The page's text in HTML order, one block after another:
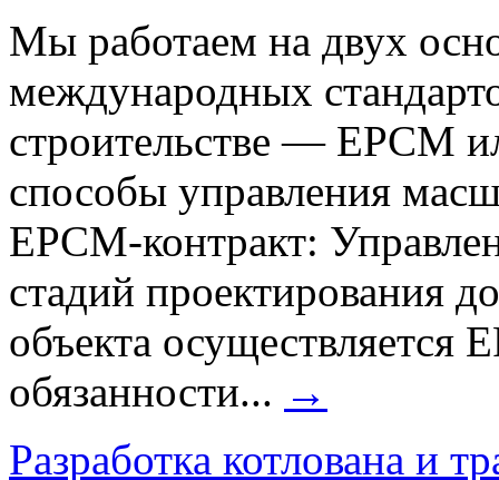
Мы работаем на двух
международных
строительстве — EPCM
способы управления
EPCM-контракт:
стадий проектирования
объекта
обязанности... →
Разработка котлована и